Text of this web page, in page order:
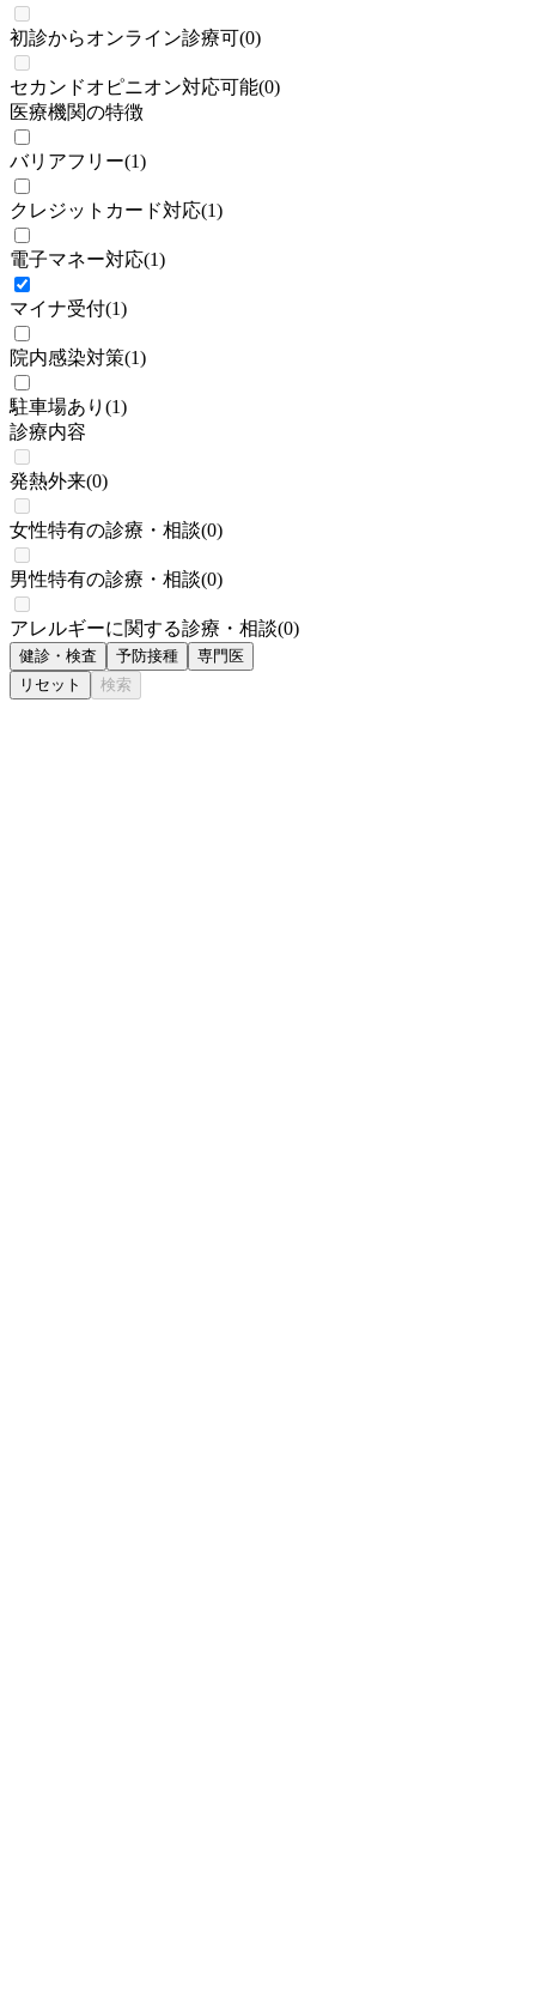
初診からオンライン診療可(0)
セカンドオピニオン対応可能(0)
医療機関の特徴
バリアフリー(1)
クレジットカード対応(1)
電子マネー対応(1)
マイナ受付(1)
院内感染対策(1)
駐車場あり (1)
診療内容
発熱外来(0)
女性特有の診療・相談(0)
男性特有の診療・相談(0)
アレルギーに関する診療・相談(0)
健診・検査 予防接種
専門医
リセット
検索